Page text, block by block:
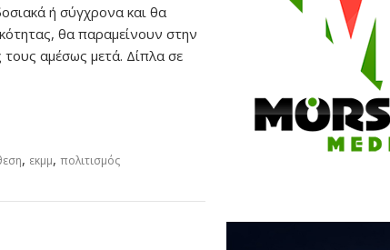
ή σύγχρονα και θα
θα παραμείνουν στην
τους αμέσως μετά. Δίπλα σε
, εκμμ, πολιτισμός